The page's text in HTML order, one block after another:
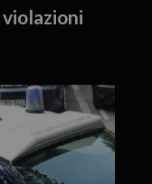
violazioni